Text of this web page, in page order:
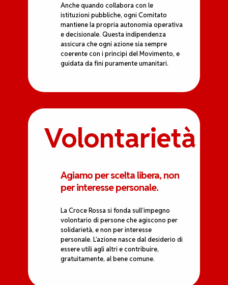
Anche quando collabora con le
istituzioni pubbliche, ogni Comitato
mantiene la propria autonomia operativa
e decisionale. Questa indipendenza
assicura che ogni azione sia sempre
coerente con i principi del Movimento, e
guidata da fini puramente umanitari.
Volontarietà
Agiamo per scelta libera, non
per interesse personale.
La Croce Rossa si fonda sull’impegno
volontario di persone che agiscono per
solidarietà, e non per interesse
personale. L’azione nasce dal desiderio di
essere utili agli altri e contribuire,
gratuitamente, al bene comune.